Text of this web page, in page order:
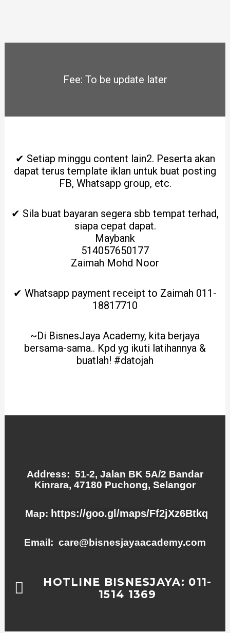
Fee: To be update later
✔ Setiap minggu content lain2. Peserta akan
dapat terus template iklan untuk buat posting
FB, Whatsapp group, etc.
✔ Sila buat bayaran segera sbb tempat terhad,
siapa cepat dapat.
Maybank
514057650177
Zaimah Mohd Noor
✔ Whatsapp payment receipt to Zaimah 011-
18817710
~Di BisnesJaya Academy, kita berjaya
bersama-sama.. Kpd yg ikuti latihannya &
buatlah! #datojah
Address: 51-2, Jalan BK 5A/2 Bandar
Kinrara, 47180 Puchong, Selangor
Map: https://goo.gl/maps/Ff2jXz6Btkq
Email: care@bisnesjayaacademy.com
HOTLINE BISNESJAYA: 011-
1514 1369